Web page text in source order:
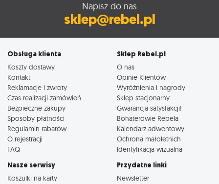
Napisz do nas
sklep@rebel.pl
Obsługa klienta
Koszty dostawy
Kontakt
Reklamacje i zwroty
Czas realizacji zamówień
Bezpieczne zakupy
Sposoby płatności
Regulamin rabatów
O rejestracji
FAQ
Sklep Rebel.pl
O nas
Opinie Klientów
Wyróżnienia i nagrody
Sklep stacjonarny
Gwarancja satysfakcji!
Bohaterowie Rebela
Kalendarz adwentowy
Ochrona małoletnich
Identyfikacja wizualna
Nasze serwisy
Koszulki na karty
Przydatne linki
Newsletter